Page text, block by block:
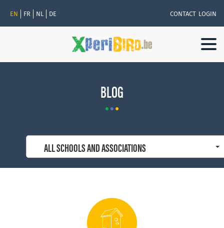
EN FR NL DE CONTACT LOGIN
BLOG
ALL SCHOOLS AND ASSOCIATIONS